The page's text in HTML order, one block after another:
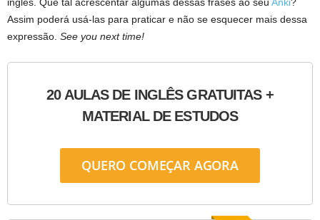
Assim poderá usá-las para praticar e não se esquecer mais dessa
expressão. See you next time!
20 AULAS DE INGLÊS GRATUITAS +
MATERIAL DE ESTUDOS
QUERO COMEÇAR AGORA